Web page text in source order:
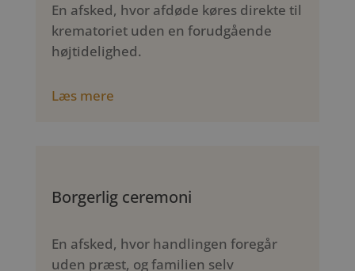
En afsked, hvor afdøde køres direkte til
krematoriet uden en forudgående
højtidelighed.
Læs mere
Borgerlig ceremoni
En afsked, hvor handlingen foregår
uden præst, og familien selv